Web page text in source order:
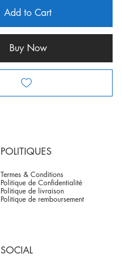
Add to Cart
Buy Now
POLITIQUES
Termes & Conditions
Politique de Confidentialité
Politique de livraison
Politique de remboursement
SOCIAL